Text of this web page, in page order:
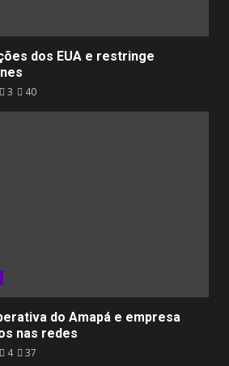
dos EUA e restringe
3 40
do Amapá e empresa
nas redes
4 37